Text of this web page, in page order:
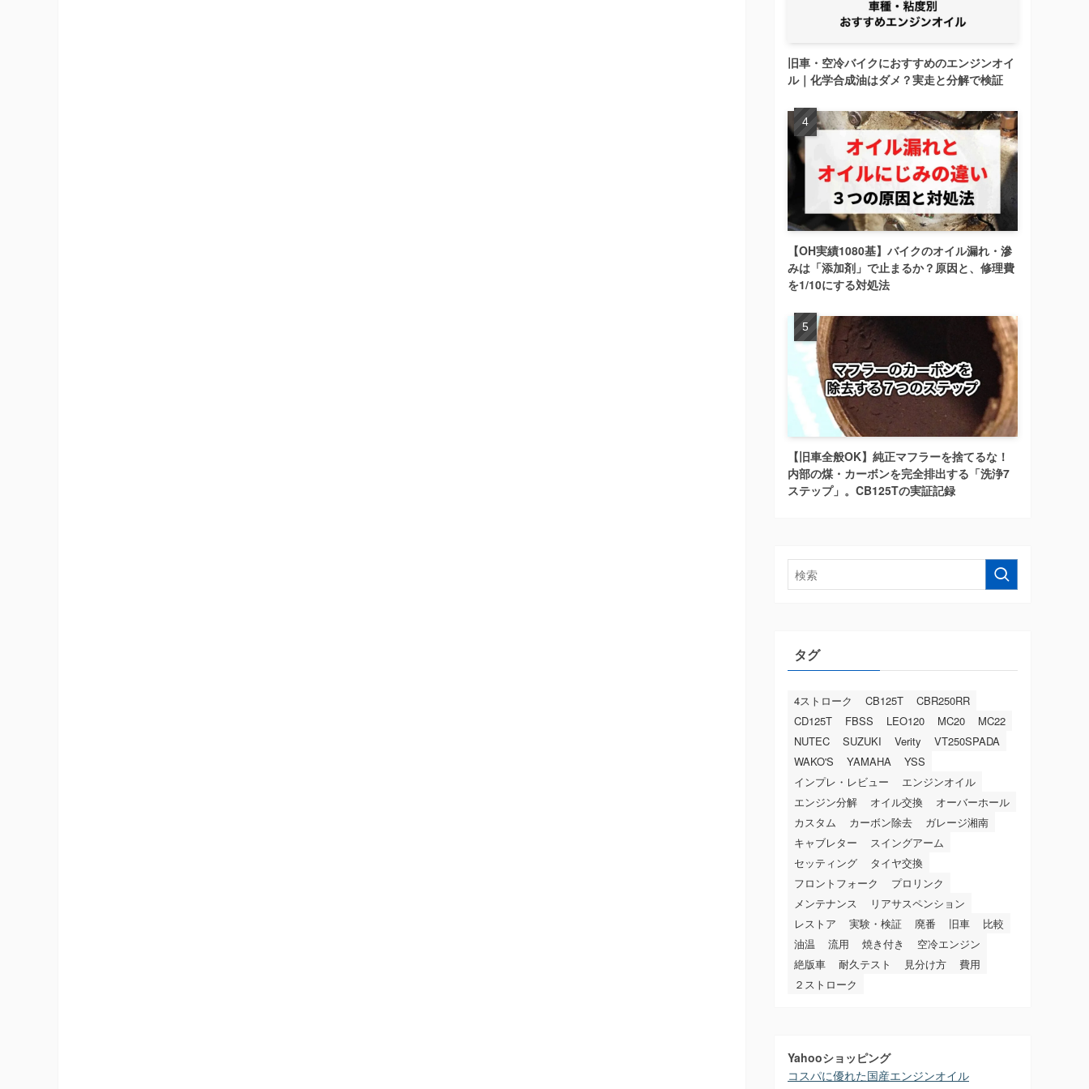
旧車・空冷バイクにおすすめのエンジンオイ
ル｜化学合成油はダメ？実走と分解で検証
【OH実績1080基】バイクのオイル漏れ・滲
みは「添加剤」で止まるか？原因と、修理費
を1/10にする対処法
【旧車全般OK】純正マフラーを捨てるな！
内部の煤・カーボンを完全排出する「洗浄7
ステップ」。CB125Tの実証記録
タグ
4ストローク CB125T
CBR250RR
CD125T
FBSS LEO120 MC20
MC22
NUTEC
SUZUKI Verity
VT250SPADA
WAKO'S
YAMAHA
YSS
インプレ・レビュー
エンジンオイル
エンジン分解
オイル交換
オーバーホール
カスタム
カーボン除去
ガレージ湘南
キャブレター
スイングアーム
セッティング
タイヤ交換
フロントフォーク
プロリンク
メンテナンス
リアサスペンション
レストア
実験・検証 廃番 旧車
比較
油温
流用 焼き付き
空冷エンジン
絶版車
耐久テスト 見分け方
費用
２ストローク
Yahooショッピング
コスパに優れた国産エンジンオイル